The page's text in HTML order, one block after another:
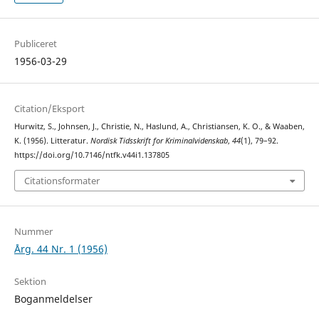
Publiceret
1956-03-29
Citation/Eksport
Hurwitz, S., Johnsen, J., Christie, N., Haslund, A., Christiansen, K. O., & Waaben,
K. (1956). Litteratur. Nordisk Tidsskrift for Kriminalvidenskab, 44(1), 79–92.
https://doi.org/10.7146/ntfk.v44i1.137805
Citationsformater
Nummer
Årg. 44 Nr. 1 (1956)
Sektion
Boganmeldelser